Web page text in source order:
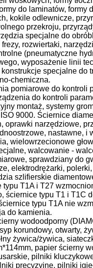
do laminatów, formy
kokile odlewnicze,
przekroju,
specjalne do
rozwiertaki,
(pneumatyczne
wyposażenie linii
specjalne do
chemiczna.
pomiarowe do kontroli
do kontroli
montaż, systemy
9000. Ściernice
oprawki narzędziowe,
nastawne, i
wielowrzecionowe
walcowanie -
sprawdziany do
elektrodrężarki,
szlifierskie
typu T1A i T27
ściernice typu T1 i T1C
typu T1A nie
do kamienia.
wodoodporny
korundowy, otwarty,
żywica/żywica,
papier ścierny
pilniki
precyzyjne, pilniki